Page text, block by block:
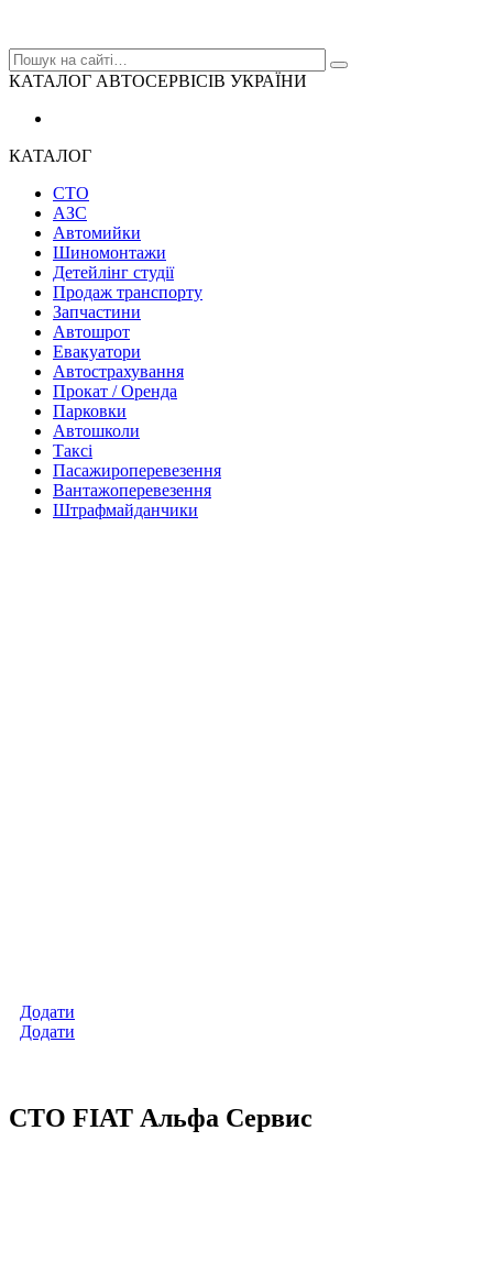
КАТАЛОГ АВТОСЕРВІСІВ УКРАЇНИ
КАТАЛОГ
СТО
АЗС
Автомийки
Шиномонтажи
Детейлінг студії
Продаж транспорту
Запчастини
Автошрот
Евакуатори
Автострахування
Прокат / Оренда
Парковки
Автошколи
Таксі
Пасажироперевезення
Вантажоперевезення
Штрафмайданчики
Додати
Додати
СТО FIAT Альфа Сервис